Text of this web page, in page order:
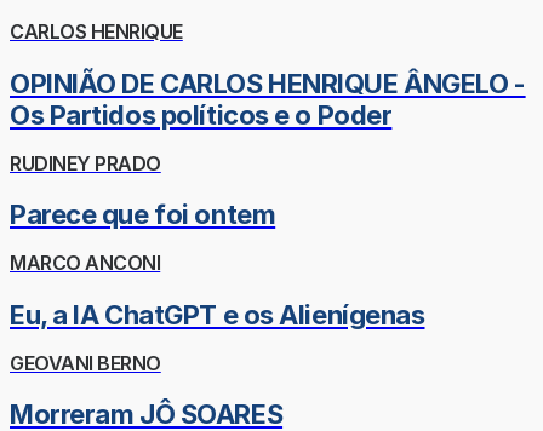
CARLOS HENRIQUE
OPINIÃO DE CARLOS HENRIQUE ÂNGELO -
Os Partidos políticos e o Poder
RUDINEY PRADO
Parece que foi ontem
MARCO ANCONI
Eu, a IA ChatGPT e os Alienígenas
GEOVANI BERNO
Morreram JÔ SOARES